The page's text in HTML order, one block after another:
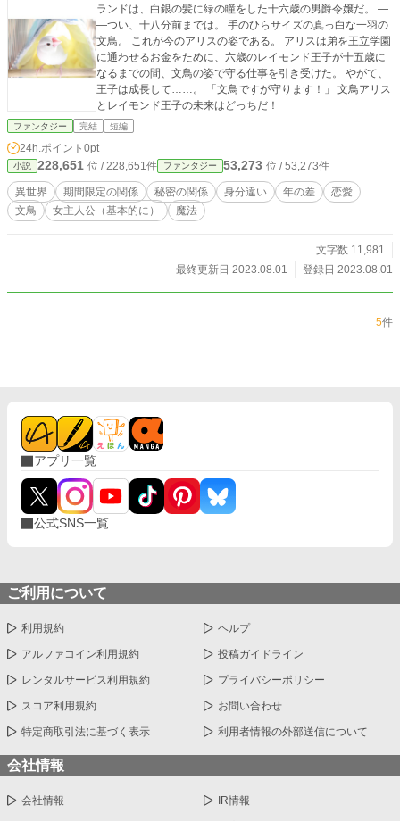
ランドは、白銀の髪に緑の瞳をした十六歳の男爵令嬢だ。 ―
―つい、十八分前までは。 手のひらサイズの真っ白な一羽の
文鳥。 これが今のアリスの姿である。 アリスは弟を王立学園
に通わせるお金をために、六歳のレイモンド王子が十五歳に
なるまでの間、文鳥の姿で守る仕事を引き受けた。 やがて、
王子は成長して……。 「文鳥ですが守ります！」 文鳥アリス
とレイモンド王子の未来はどっちだ！
ファンタジー 完結 短編
24h.ポイント 0pt
小説 228,651 位 / 228,651件 ファンタジー 53,273 位 / 53,273件
異世界 期間限定の関係 秘密の関係 身分違い 年の差
恋愛
文鳥
女主人公（基本的に） 魔法
文字数 11,981
最終更新日 2023.08.01
登録日 2023.08.01
5件
アプリ一覧
公式SNS一覧
ご利用について
利用規約 ヘルプ
アルファコイン利用規約 投稿ガイドライン
レンタルサービス利用規約 プライバシーポリシー
スコア利用規約 お問い合わせ
特定商取引法に基づく表示 利用者情報の外部送信について
会社情報
会社情報 IR情報